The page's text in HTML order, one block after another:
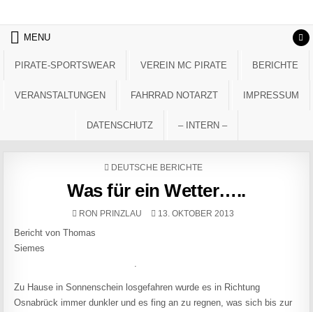
MENU
PIRATE-SPORTSWEAR VEREIN MC PIRATE BERICHTE
VERANSTALTUNGEN FAHRRAD NOTARZT IMPRESSUM
DATENSCHUTZ – INTERN –
POSTED IN
DEUTSCHE BERICHTE
Was für ein Wetter…..
AUTHOR:
RON PRINZLAU PUBLISHED DATE:
13. OKTOBER 2013
Bericht von Thomas
Siemes
.
Zu Hause in Sonnenschein losgefahren wurde es in Richtung
Osnabrück immer dunkler und es fing an zu regnen, was sich bis zur